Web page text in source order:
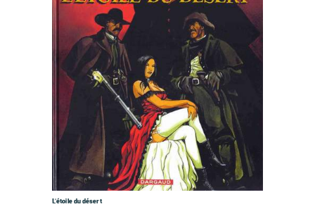
L’étoile du désert